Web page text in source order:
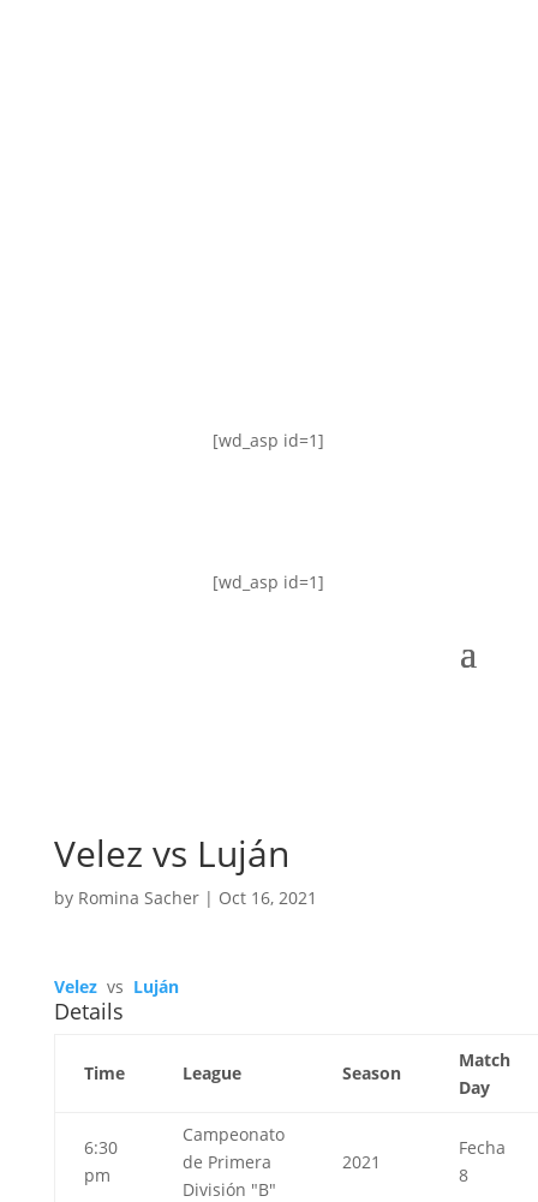
[wd_asp id=1]
[wd_asp id=1]
Velez vs Luján
by Romina Sacher| Oct 16, 2021
Velez vs Luján
Details
Time League Season
Match
Day
6:30
pm
Campeonato
de Primera
División "B"
2021
Fecha
8